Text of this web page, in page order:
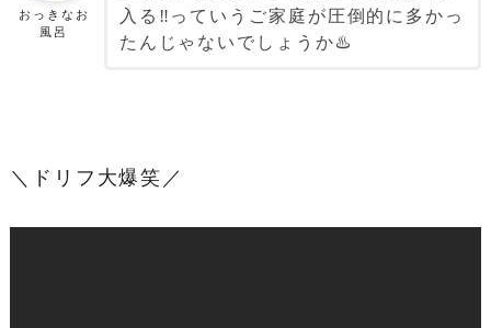
おっきなお
風呂
入る‼️っていうご家庭が圧倒的に多かっ
たんじゃないでしょうか♨️
＼ドリフ大爆笑／